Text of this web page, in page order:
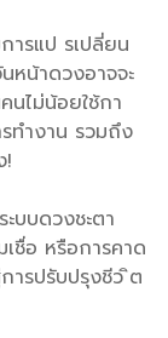
ารแป รเปลี่ยน
หน้าดวงอาจจะ
นไม่น้อยใช้กา
ทำงาน รวมถึง
!
บบดวงชะตา
ชื่อ หรือการคาด
ารปรับปรุงชีว ิต